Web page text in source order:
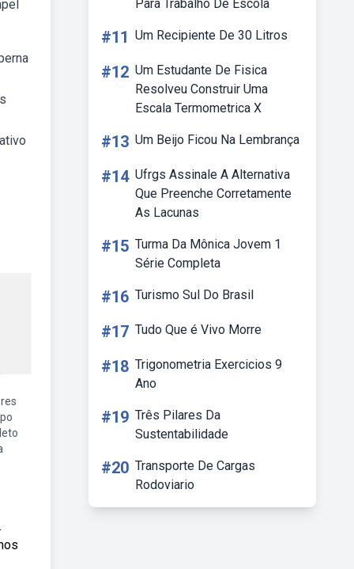
Para Trabalho De Escola
#11 Um Recipiente De 30 Litros
#12 Um Estudante De Fisica
Resolveu Construir Uma
Escala Termometrica X
#13 Um Beijo Ficou Na Lembrança
#14 Ufrgs Assinale A Alternativa
Que Preenche Corretamente
As Lacunas
#15 Turma Da Mônica Jovem 1
Série Completa
#16 Turismo Sul Do Brasil
#17 Tudo Que é Vivo Morre
#18 Trigonometria Exercicios 9
Ano
#19 Três Pilares Da
Sustentabilidade
#20 Transporte De Cargas
Rodoviario